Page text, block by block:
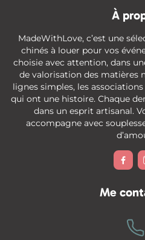
À
MadeWithLove, c’est une
chinés à louer pour vos
choisie avec attention, dans
de valorisation des matières
lignes simples, les
qui ont une histoire. Chaque
dans un esprit artisanal.
accompagne avec

Me